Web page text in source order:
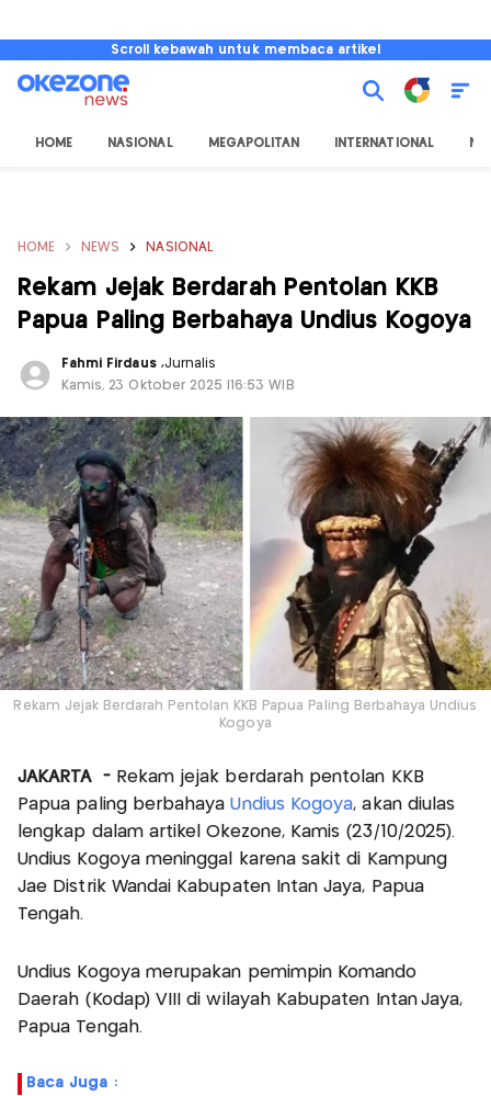
Scroll kebawah untuk membaca artikel
HOME NASIONAL MEGAPOLITAN INTERNATIONAL
HOME NEWS NASIONAL
Rekam Jejak Berdarah Pentolan KKB
Papua Paling Berbahaya Undius Kogoya
Fahmi Firdaus ,Jurnalis
Kamis, 23 Oktober 2025 |16:53 WIB
Rekam Jejak Berdarah Pentolan KKB Papua Paling Berbahaya Undius
Kogoya
JAKARTA -Rekam jejak berdarah pentolan KKB
Papua paling berbahaya Undius Kogoya, akan diulas
lengkap dalam artikel Okezone, Kamis (23/10/2025).
Undius Kogoya meninggal karena sakit di Kampung
Jae Distrik Wandai Kabupaten Intan Jaya, Papua
Tengah.
Undius Kogoya merupakan pemimpin Komando
Daerah (Kodap) VIII di wilayah Kabupaten Intan Jaya,
Papua Tengah.
Baca Juga :